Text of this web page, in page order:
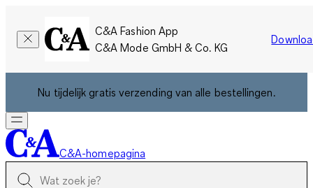
C&A Fashion App
C&A Mode GmbH & Co. KG
Nu tijdelijk gratis verzending van alle bestellingen.
C&A-homepagina